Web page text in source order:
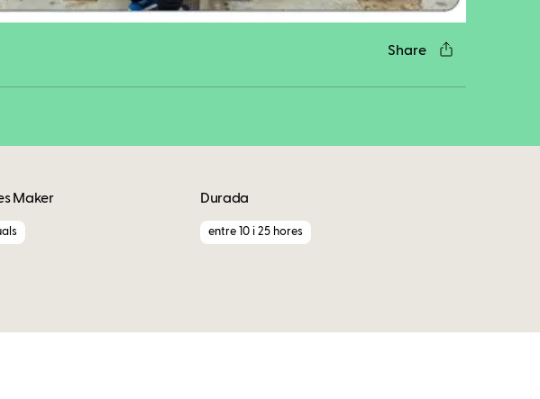
Share
Maker Durada
entre 10 i 25 hores